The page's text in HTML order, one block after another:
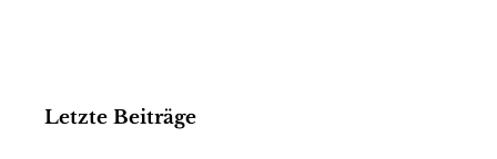
Letzte Beiträge